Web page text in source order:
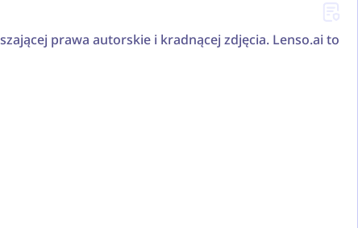
prawa autorskie i kradnącej zdjęcia. Lenso.ai to